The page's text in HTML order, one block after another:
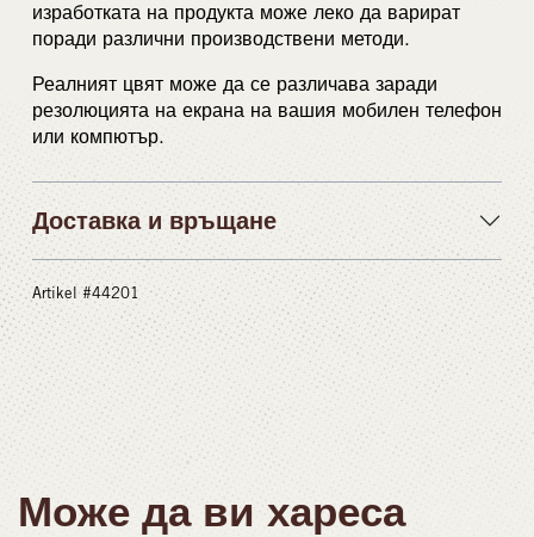
изработката на продукта може леко да варират
поради различни производствени методи.
Реалният цвят може да се различава заради
резолюцията на екрана на вашия мобилен телефон
или компютър.
Доставка и връщане
Artikel #44201
Може да ви хареса